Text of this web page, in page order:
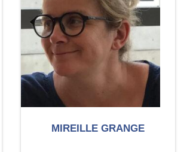
MIREILLE GRANGE